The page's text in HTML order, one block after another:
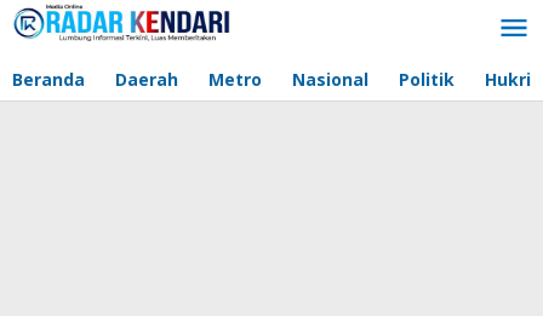
Lewati
ke
Beranda Daerah Metro Nasional Politik